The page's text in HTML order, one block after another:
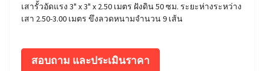
เสารั้วอัดแรง 3" x 3" x 2.50 เมตร ฝังดิน 50 ซม. ระยะห่างระหว่าง
เสา 2.50-3.00 เมตร ขึงลวดหนามจำนวน 9 เส้น
สอบถาม และประเมินราคา